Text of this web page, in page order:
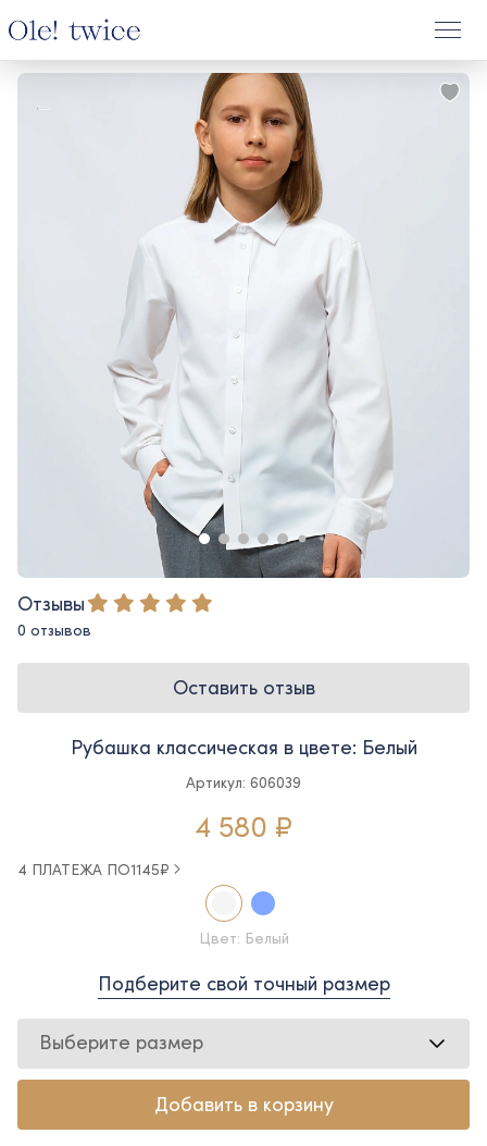
Отзывы
0 отзывов
Оставить отзыв
Рубашка классическая в цвете: Белый
Артикул: 606039
4 580 ₽
4 ПЛАТЕЖА ПО1145₽
Цвет: Белый
Подберите свой точный размер
Выберите размер
Добавить в корзину